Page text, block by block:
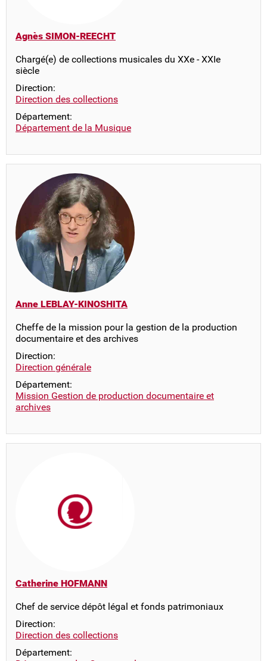
Agnès SIMON-REECHT
Chargé(e) de collections musicales du XXe - XXIe
siècle
Direction:
Direction des collections
Département:
Département de la Musique
Anne LEBLAY-KINOSHITA
Cheffe de la mission pour la gestion de la production
documentaire et des archives
Direction:
Direction générale
Département:
Mission Gestion de production documentaire et
archives
Catherine HOFMANN
Chef de service dépôt légal et fonds patrimoniaux
Direction:
Direction des collections
Département: